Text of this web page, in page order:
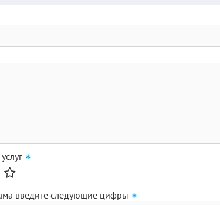
введите следующие цифры